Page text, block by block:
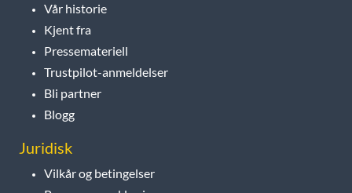
Vår historie
Kjent fra
Pressemateriell
Trustpilot-anmeldelser
Bli partner
Blogg
Juridisk
Vilkår og betingelser